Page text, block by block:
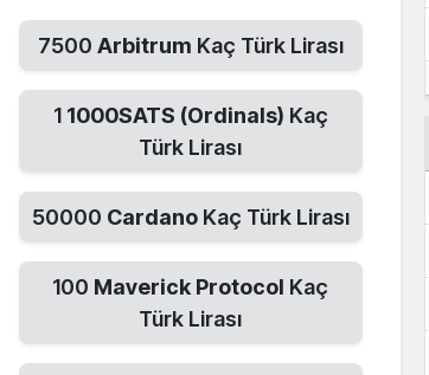
7500 Arbitrum Kaç Türk Lirası
1 1000SATS (Ordinals) Kaç
Türk Lirası
50000 Cardano Kaç Türk Lirası
100 Maverick Protocol Kaç
Türk Lirası